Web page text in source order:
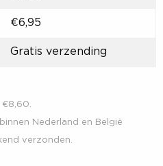
€6,95
Gratis verzending
€8,60.
Nederland en België
verzonden.